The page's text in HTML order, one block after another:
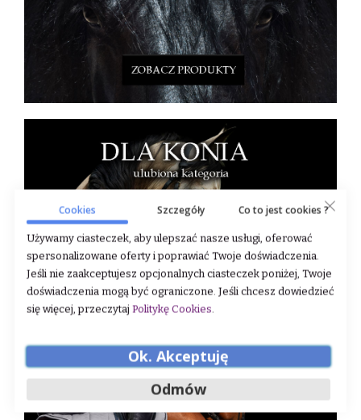
Cookies Szczegóły Co to jest cookies ?
Używamy ciasteczek, aby ulepszać nasze usługi, oferować
spersonalizowane oferty i poprawiać Twoje doświadczenia.
Jeśli nie zaakceptujesz opcjonalnych ciasteczek poniżej, Twoje
doświadczenia mogą być ograniczone. Jeśli chcesz dowiedzieć
się więcej, przeczytaj Politykę Cookies.
Ok. Akceptuję
Odmów